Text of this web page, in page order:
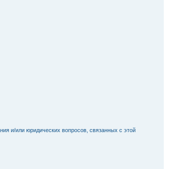
и/или юридических вопросов, связанных с этой